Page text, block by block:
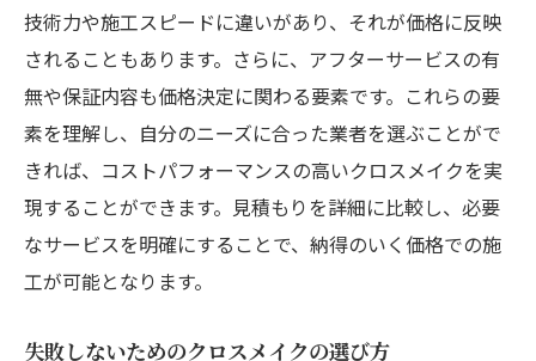
技術力や施工スピードに違いがあり、それが価格に反映
されることもあります。さらに、アフターサービスの有
無や保証内容も価格決定に関わる要素です。これらの要
素を理解し、自分のニーズに合った業者を選ぶことがで
きれば、コストパフォーマンスの高いクロスメイクを実
現することができます。見積もりを詳細に比較し、必要
なサービスを明確にすることで、納得のいく価格での施
工が可能となります。
失敗しないためのクロスメイクの選び方